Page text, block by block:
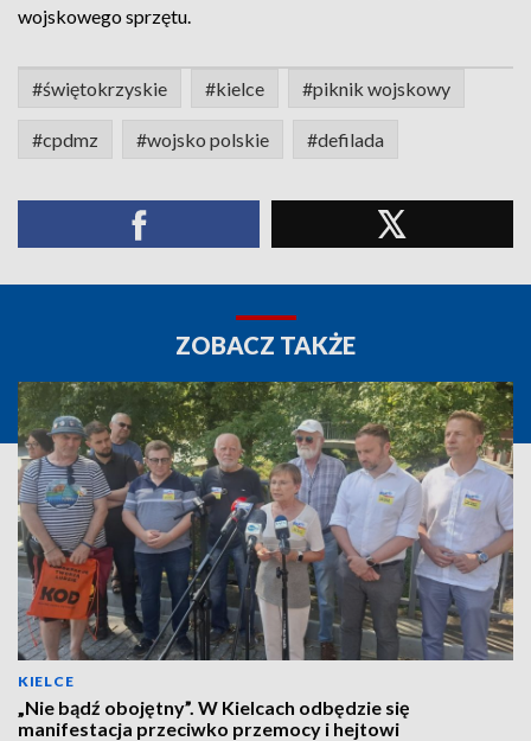
wojskowego sprzętu.
#świętokrzyskie #kielce #piknik wojskowy
#cpdmz #wojsko polskie #defilada
ZOBACZ TAKŻE
KIELCE
„Nie bądź obojętny”. W Kielcach odbędzie się
manifestacja przeciwko przemocy i hejtowi